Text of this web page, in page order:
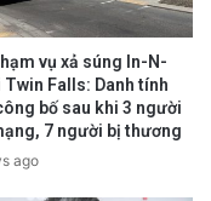
Việt
vụ xả súng In-N-
Twin Falls: Danh tính
bố sau khi 3 người
7 người bị thương
ago